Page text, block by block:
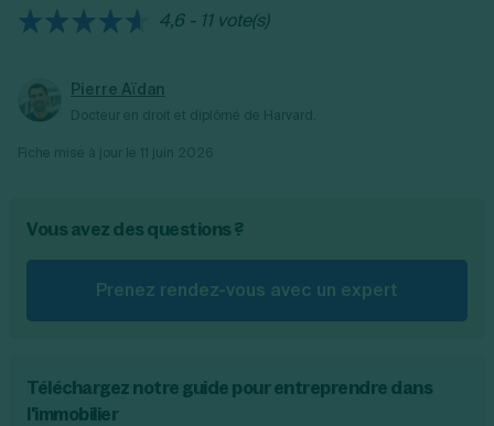
4,6 - 11 vote(s)
Pierre Aïdan
Vous avez des questions ?
Prenez rendez-vous avec un expert
Téléchargez notre guide pour entreprendre dans
l'immobilier